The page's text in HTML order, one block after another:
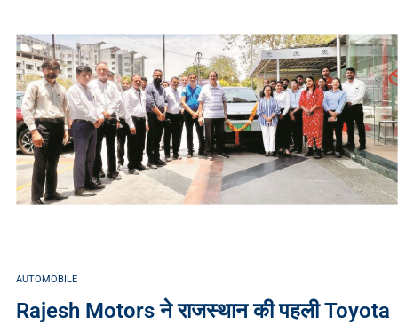
AUTOMOBILE
Rajesh Motors ने राजस्थान की पहली Toyota